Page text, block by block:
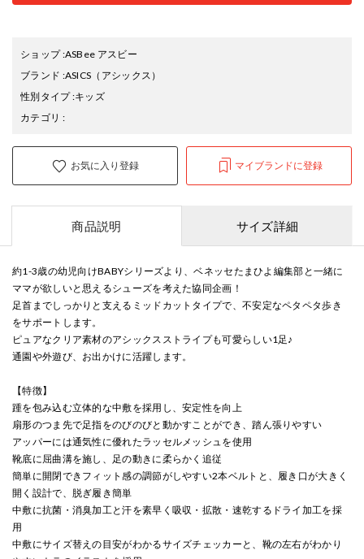
ショップ:ASBee アスビー
ブランド :ASICS （アシックス）
性別タイプ:キッズ
カテゴリ :
お気に入り登録 マイブランドに登録
商品説明 サイズ詳細
約1-3歳の幼児向けBABYシリーズより、ベネッセたまひよ編集部と一緒に
ママが欲しいと思えるシューズを考えた協同企画！
足首までしっかりと支えるミッドカットタイプで、不安定なペタペタ歩き
をサポートします。
ピュアなクリア素材のアシックスストライプも可愛らしい1足♪
通園や外遊び、お出かけに活躍します。
【特徴】
踵を包み込む立体的な中敷を採用し、安定性を向上
扇形のつま先で足指をのびのびと動かすことができ、踏ん張りやすい
アッパーには通気性に優れたラッセルメッシュを使用
靴底に屈曲溝を施し、足の動きに柔らかく追従
簡単に開閉できフィット感の調節がしやすい2本ベルトと、履き口が大きく
開く設計で、脱ぎ履き簡単
中敷に抗菌・消臭加工と汗を素早く吸収・拡散・速乾するドライ加工を採
用
中敷にサイズ替えの目安がわかるサイズチェッカーと、靴の左右がわかり